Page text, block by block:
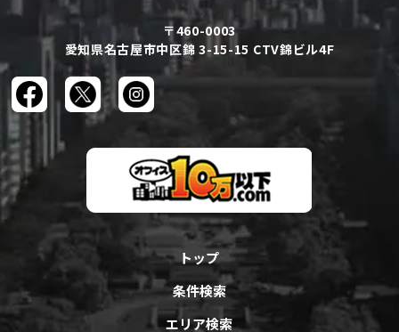
〒460-0003
愛知県名古屋市中区錦 3-15-15 CTV錦ビル4F
トップ
条件検索
エリア検索